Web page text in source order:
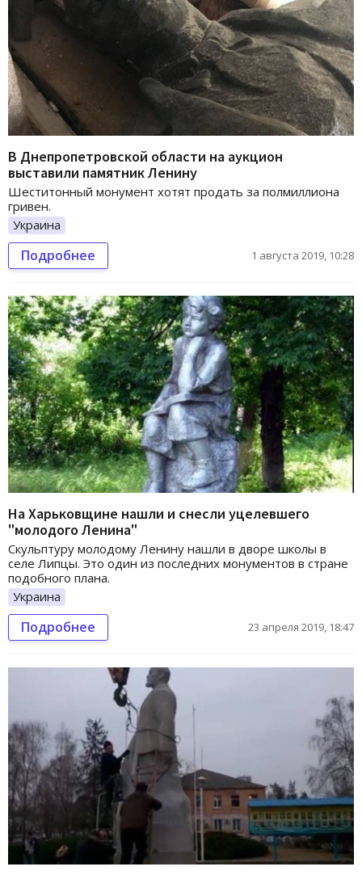
В Днепропетровской области на аукцион
выставили памятник Ленину
Шеститонный монумент хотят продать за полмиллиона
гривен.
Украина
Подробнее 1 августа 2019, 10:28
На Харьковщине нашли и снесли уцелевшего
"молодого Ленина"
Скульптуру молодому Ленину нашли в дворе школы в
селе Липцы. Это один из последних монументов в стране
подобного плана.
Украина
Подробнее 23 апреля 2019, 18:47